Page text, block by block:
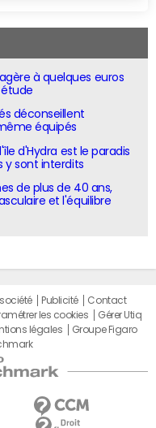
à quelques euros
étude
déconseillent
équipés
d'Hydra est le paradis
y sont interdits
de plus de 40 ans,
et l'équilibre
société Publicité
Contact
les cookies
Gérer Utiq
légales
Groupe Figaro